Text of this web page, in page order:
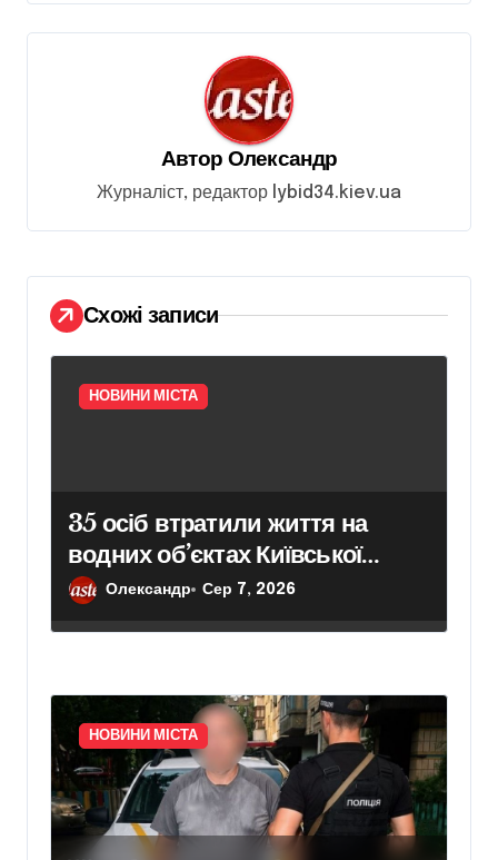
і
и
і
в
Автор Олександр
Журналіст, редактор lybid34.kiev.ua
Схожі записи
НОВИНИ МІСТА
35 осіб втратили життя на
водних об’єктах Київської
області з початку року
Олександр Сер 7, 2026
НОВИНИ МІСТА